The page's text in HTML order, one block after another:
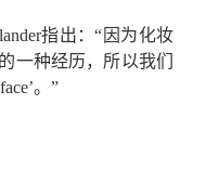
指出：“因为化妆
一种经历，所以我们
。”